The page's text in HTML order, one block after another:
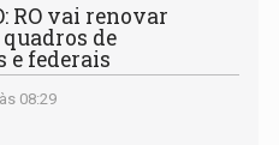
RO vai renovar
de
e federais
08:29